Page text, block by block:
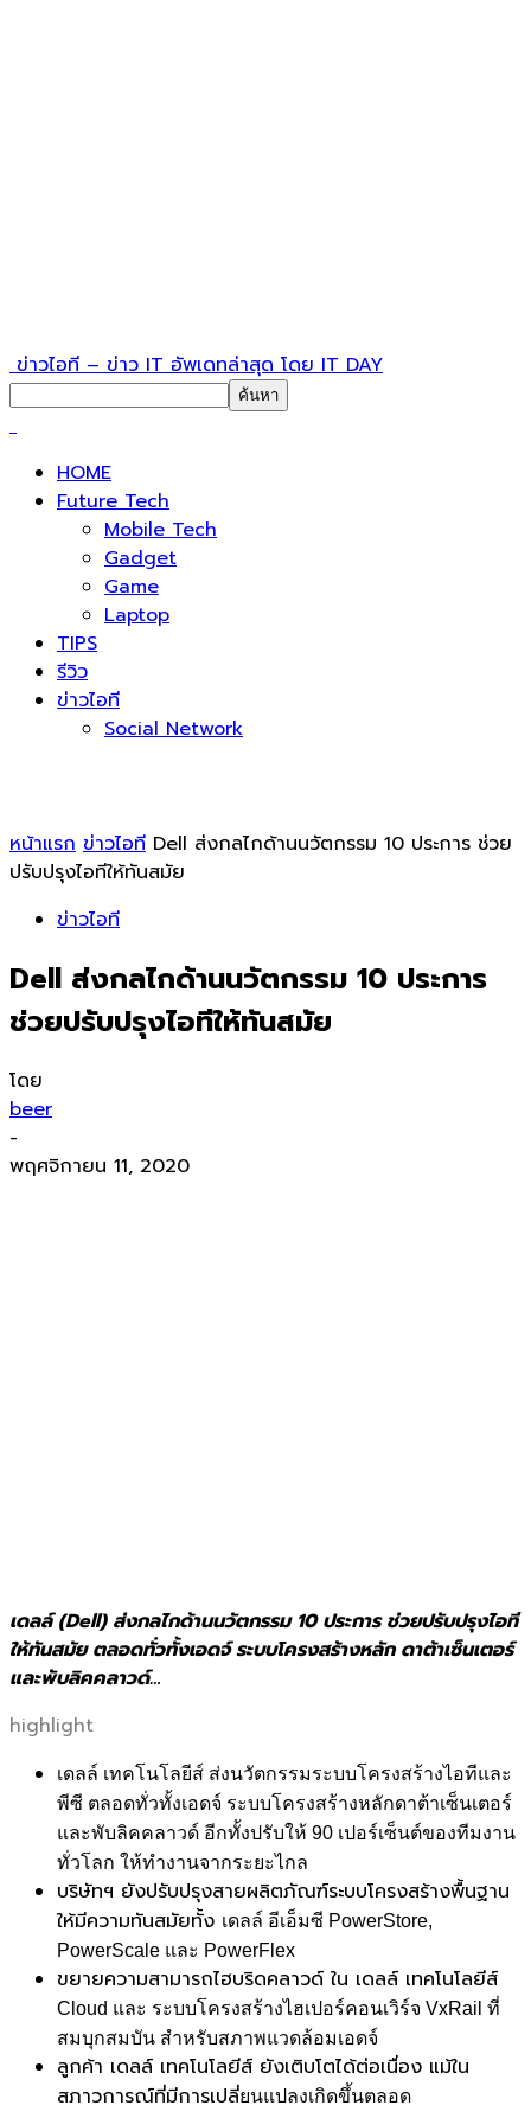
ข่าวไอที – ข่าว IT อัพเดทล่าสุด โดย IT DAY
HOME
Future Tech
Mobile Tech
Gadget
Game
Laptop
TIPS
รีวิว
ข่าวไอที
Social Network
หน้าแรก ข่าวไอที Dell ส่งกลไกด้านนวัตกรรม 10 ประการ ช่วย
ปรับปรุงไอทีให้ทันสมัย
ข่าวไอที
Dell ส่งกลไกด้านนวัตกรรม 10 ประการ
ช่วยปรับปรุงไอทีให้ทันสมัย
โดย
beer
-
พฤศจิกายน 11, 2020
เดลล์ (Dell) ส่งกลไกด้านนวัตกรรม 10 ประการ ช่วยปรับปรุงไอที
ให้ทันสมัย ตลอดทั่วทั้งเอดจ์ ระบบโครงสร้างหลัก ดาต้าเซ็นเตอร์
และพับลิคคลาวด์…
highlight
เดลล์ เทคโนโลยีส์ ส่งนวัตกรรมระบบโครงสร้างไอทีและ
พีซี ตลอดทั่วทั้งเอดจ์ ระบบโครงสร้างหลักดาต้าเซ็นเตอร์
และพับลิคคลาวด์ อีกทั้งปรับให้ 90 เปอร์เซ็นต์ของทีมงาน
ทั่วโลก ให้ทำงานจากระยะไกล
บริษัทฯ ยังปรับปรุงสายผลิตภัณฑ์ระบบโครงสร้างพื้นฐาน
ให้มีความทันสมัยทั้ง เดลล์ อีเอ็มซี PowerStore,
PowerScale และ PowerFlex
ขยายความสามารถไฮบริดคลาวด์ ใน เดลล์ เทคโนโลยีส์
Cloud และ ระบบโครงสร้างไฮเปอร์คอนเวิร์จ VxRail ที่
สมบุกสมบัน สำหรับสภาพแวดล้อมเอดจ์
ลูกค้า เดลล์ เทคโนโลยีส์ ยังเติบโตได้ต่อเนื่อง แม้ใน
สภาวการณ์ที่มีการเปลี่ยนแปลงเกิดขึ้นตลอด